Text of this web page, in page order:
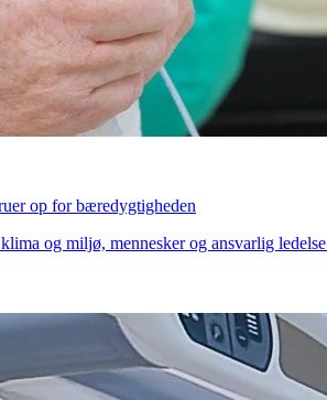
op for bæredygtigheden
og miljø, mennesker og ansvarlig